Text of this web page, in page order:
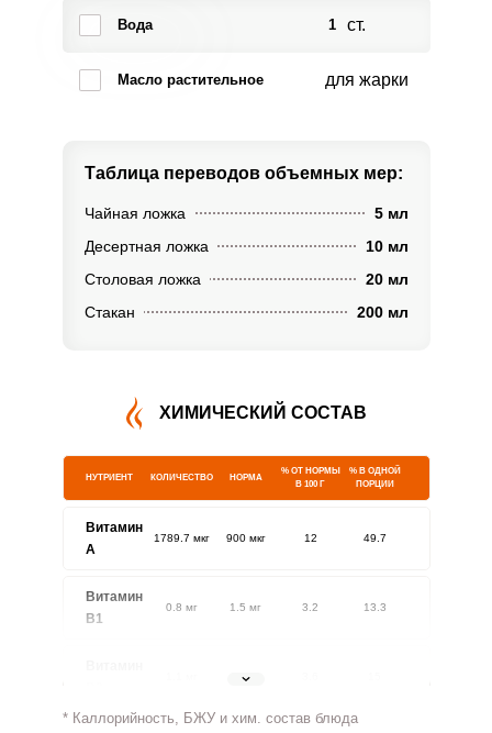
Вода 1 ст.
Масло растительное для жарки
Таблица переводов объемных мер:
Чайная ложка
5 мл
Десертная ложка
10 мл
Столовая ложка
20 мл
Стакан
200 мл
ХИМИЧЕСКИЙ СОСТАВ
НУТРИЕНТ КОЛИЧЕСТВО НОРМА
% ОТ НОРМЫ
В 100 Г
% В ОДНОЙ
ПОРЦИИ
Витамин
A
1789.7 мкг 900 мкг 12 49.7
Витамин
В1
0.8 мг 1.5 мг 3.2 13.3
1.8 мг
* Каллорийность, БЖУ и хим. состав блюда